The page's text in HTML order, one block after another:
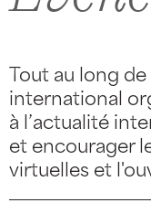
Tout au long de
international
à l’actualité
et encourager
virtuelles et